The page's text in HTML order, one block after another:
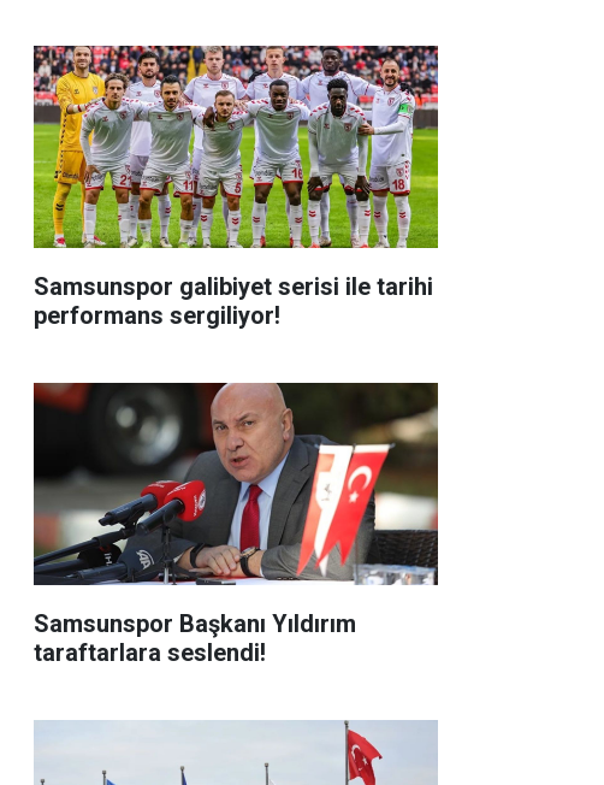
Samsunspor galibiyet serisi ile tarihi
performans sergiliyor!
Samsunspor Başkanı Yıldırım
taraftarlara seslendi!